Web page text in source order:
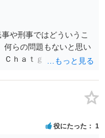
や刑事ではどういうこ
何らの問題もないと思い
Ｃｈａｔｇｐｔがｏｐｅ
定していない限り、一
能性が生じるにすぎま
るとは思えませんし、名
不特定多数への公開に
の内容をｃｈａｔｇｐｔ
役にたった 1